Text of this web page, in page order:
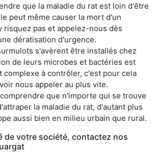
que la maladie du rat est loin d'être
peut même causer la mort d'un
risquez pas et appelez-nous dès
dératisation d'urgence.
s'avèrent être installés chez
de leurs microbes et bactéries est
complexe à contrôler, c'est pour cela
nous appeler au plus vite.
que n'importe qui se trouve
la maladie du rat, d'autant plus
aussi bien en milieu urbain que rural.
de votre société, contactez nos